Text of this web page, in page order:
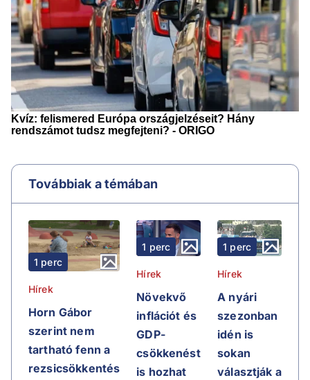
Továbbiak a témában
1 perc
Hírek
Horn Gábor
szerint nem
tartható fenn a
rezsicsökkentés
1 perc
Hírek
Növekvő
inflációt és
GDP-
csökkenést
is hozhat
1 perc
Hírek
A nyári
szezonban
idén is
sokan
választják a